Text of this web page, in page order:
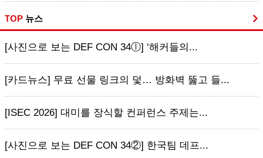
TOP 뉴스
[사진으로 보는 DEF CON 34ⓛ] ‘해커들의...
[카드뉴스] 무료 선물 링크의 덫… 방화벽 뚫고 들...
[ISEC 2026] 대미를 장식할 컨퍼런스 주제는...
[사진으로 보는 DEF CON 34②] 한국팀 데프...